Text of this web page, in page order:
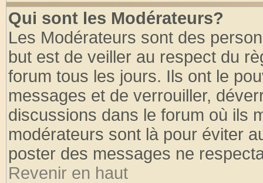
Qui sont les Modérateurs?
Les Modérateurs sont des
but est de veiller au respect du
forum tous les jours. Ils ont le
messages et de verrouiller,
discussions dans le forum où ils
modérateurs sont là pour éviter
poster des messages ne
Revenir en haut